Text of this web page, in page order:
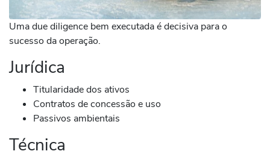
Uma due diligence bem executada é decisiva para o
sucesso da operação.
Jurídica
Titularidade dos ativos
Contratos de concessão e uso
Passivos ambientais
Técnica